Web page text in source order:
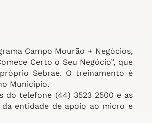
Campo Mourão + Negócios,
Certo o Seu Negócio”, que
Sebrae. O treinamento é
Município.
do telefone (44) 3523 2500 e as
entidade de apoio ao micro e